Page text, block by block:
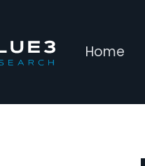
Home